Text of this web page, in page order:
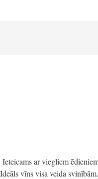
ar viegliem
vīns visa veida